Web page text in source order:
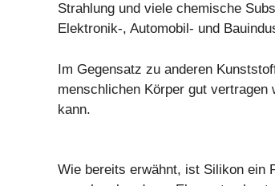
Strahlung und viele chemische
Elektronik-, Automobil- und
Im Gegensatz zu anderen
menschlichen Körper gut vertragen
kann.
Wie bereits erwähnt, ist Silikon ein